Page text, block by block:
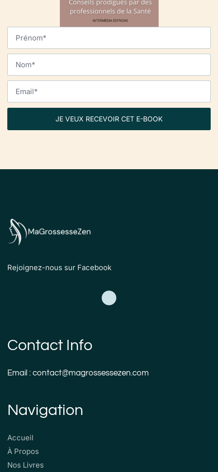
JE VEUX RECEVOIR CET E-BOOK
Rejoignez-nous sur Facebook
Contact Info
Email : contact@magrossessezen.com
Navigation
Accueil
À Propos
Nos Livres